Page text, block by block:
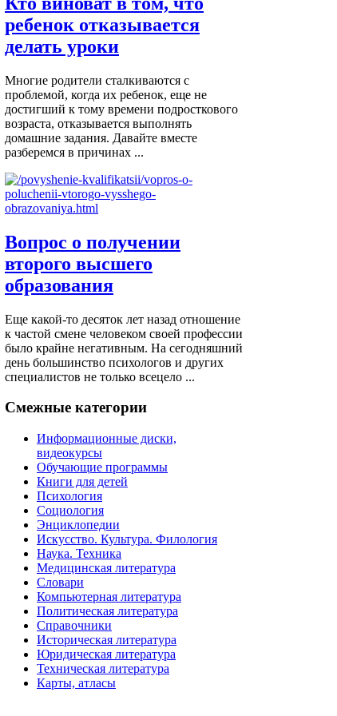
ребенок отказывается
делать уроки
Многие родители сталкиваются с
проблемой, когда их ребенок, еще не
достигший к тому времени подросткового
возраста, отказывается выполнять
домашние задания. Давайте вместе
разберемся в причинах ...
Вопрос о получении
второго высшего
образования
Еще какой-то десяток лет назад отношение
к частой смене человеком своей профессии
было крайне негативным. На сегодняшний
день большинство психологов и других
специалистов не только всецело ...
Смежные категории
Информационные диски,
видеокурсы
Обучающие программы
Книги для детей
Психология
Социология
Энциклопедии
Искусство. Культура. Филология
Наука. Техника
Медицинская литература
Словари
Компьютерная литература
Политическая литература
Справочники
Историческая литература
Юридическая литература
Техническая литература
Карты, атласы